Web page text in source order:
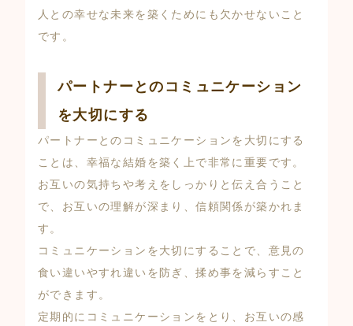
人との幸せな未来を築くためにも欠かせないこと
です。
パートナーとのコミュニケーション
を大切にする
パートナーとのコミュニケーションを大切にする
ことは、幸福な結婚を築く上で非常に重要です。
お互いの気持ちや考えをしっかりと伝え合うこと
で、お互いの理解が深まり、信頼関係が築かれま
す。
コミュニケーションを大切にすることで、意見の
食い違いやすれ違いを防ぎ、揉め事を減らすこと
ができます。
定期的にコミュニケーションをとり、お互いの感